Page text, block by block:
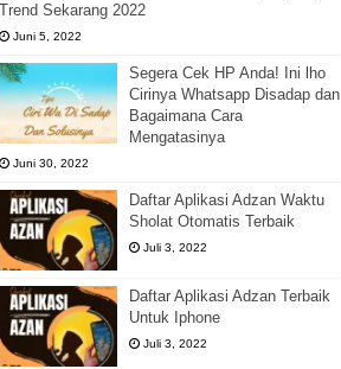
Trend Sekarang 2022
Juni 5, 2022
Segera Cek HP Anda! Ini lho
Cirinya Whatsapp Disadap dan
Bagaimana Cara
Mengatasinya
Juni 30, 2022
Daftar Aplikasi Adzan Waktu
Sholat Otomatis Terbaik
Juli 3, 2022
Daftar Aplikasi Adzan Terbaik
Untuk Iphone
Juli 3, 2022